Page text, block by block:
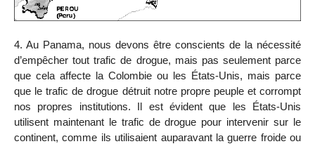
4. Au Panama, nous devons être conscients de la nécessité
d’empêcher tout trafic de drogue, mais pas seulement parce
que cela affecte la Colombie ou les États-Unis, mais parce
que le trafic de drogue détruit notre propre peuple et corrompt
nos propres institutions. Il est évident que les États-Unis
utilisent maintenant le trafic de drogue pour intervenir sur le
continent, comme ils utilisaient auparavant la guerre froide ou